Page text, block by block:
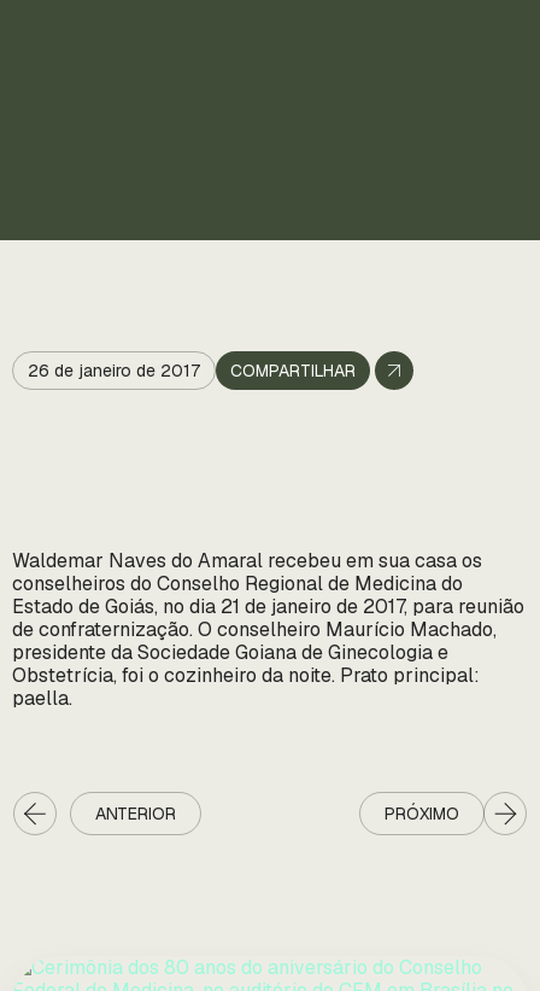
26 de janeiro de 2017 COMPARTILHAR
Waldemar Naves do Amaral recebeu em sua casa os
conselheiros do Conselho Regional de Medicina do
Estado de Goiás, no dia 21 de janeiro de 2017, para reunião
de confraternização. O conselheiro Maurício Machado,
presidente da Sociedade Goiana de Ginecologia e
Obstetrícia, foi o cozinheiro da noite. Prato principal:
paella.
ANTERIOR PRÓXIMO